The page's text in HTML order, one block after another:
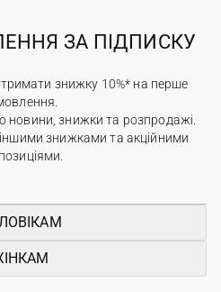
ЗА ПІДПИСКУ
знижку 10%* на перше
новини, знижки та розпродажі.
знижками та акційними